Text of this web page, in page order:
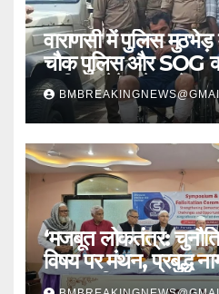
वाराणसी में पुलिस मुठभेड़
चौक पुलिस और SOG
शातिर लुटेरे चढ़े हत्थे
‘मजबूत लोकतंत्र:
विषय पर मंथन, प्रबुद्ध
हुए सम्मानित